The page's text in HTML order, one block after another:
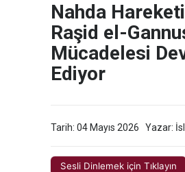
Nahda
Raşid el-
Mücadelesi
Ediyor
Tarih: 04 Mayıs 2026 Yazar:
Sesli Dinlemek için Tıklayın